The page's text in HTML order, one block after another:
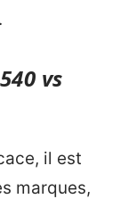
vs
il est
marques,